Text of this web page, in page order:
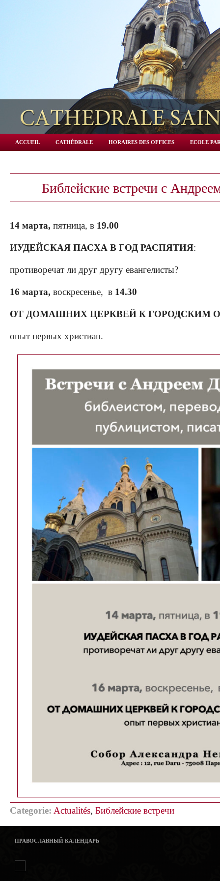
ACCUEIL CATHÉDRALE HORAIRES DES OFFICES ECOLE
Библейские встречи с
14 марта, пятница, в 19.00
ИУДЕЙСКАЯ ПАСХА В ГОД РАСПЯТИЯ:
противоречат ли друг другу евангелисты?
16 марта, воскресенье, в 14.30
ОТ ДОМАШНИХ ЦЕРКВЕЙ К ГОРОДСКИМ
опыт первых христиан.
Categorie: Actualités, Библейские встречи
ПРАВОСЛАВНЫЙ КАЛЕНДАРЬ